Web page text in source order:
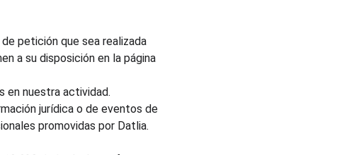
petición que sea realizada
a su disposición en la página
en nuestra actividad.
jurídica o de eventos de
promovidas por Datlia.